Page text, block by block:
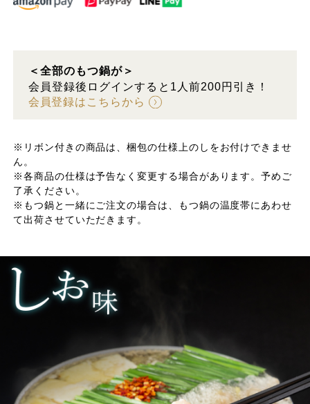
＜全部のもつ鍋が＞
会員登録後ログインすると1人前200円引き！
会員登録はこちらから
※リボン付きの商品は、梱包の仕様上のしをお付けできませ
ん。
※各商品の仕様は予告なく変更する場合があります。予めご
了承ください。
※もつ鍋と一緒にご注文の場合は、もつ鍋の温度帯にあわせ
て出荷させていただきます。